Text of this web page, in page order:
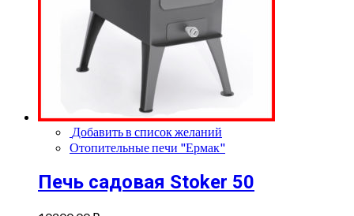
Добавить в список желаний
Отопительные печи "Ермак"
Печь садовая Stoker 50